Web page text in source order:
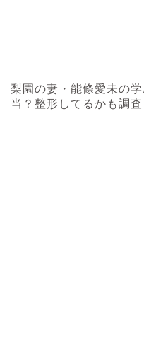
梨園の妻・能條愛未の
当？整形してるかも調査